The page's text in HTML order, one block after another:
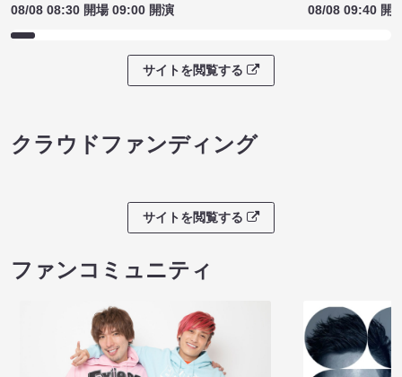
08/08 08:30 開場 09:00 開演
08/08 09:40 開
サイトを閲覧する
クラウドファンディング
サイトを閲覧する
ファンコミュニティ